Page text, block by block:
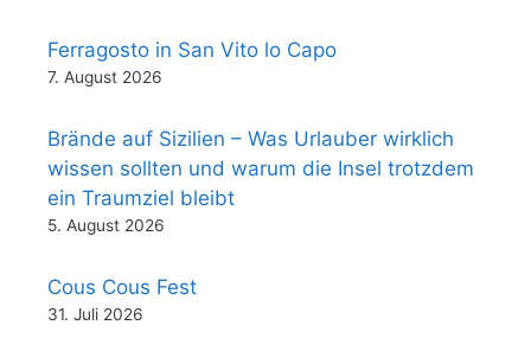
Ferragosto in San Vito lo Capo
7. August 2026
Brände auf Sizilien – Was Urlauber wirklich
wissen sollten und warum die Insel trotzdem
ein Traumziel bleibt
5. August 2026
Cous Cous Fest
31. Juli 2026